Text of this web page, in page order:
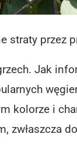
straty przez
Jak
kolorze i
zwłaszcza